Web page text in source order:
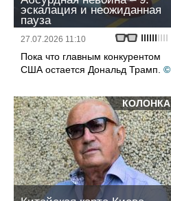
эскалация и неожиданная
пауза
27.07.2026 11:10
Пока что главным конкурентом
США остается Дональд Трамп. ©
КОЛОНКА